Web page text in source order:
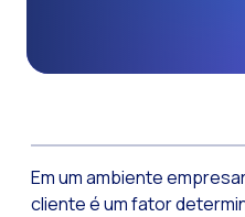
Em um ambiente
cliente é um fator